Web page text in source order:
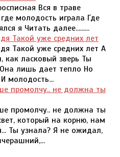
Вся в траве
молодость играла Где
я Читать далее.........
Такой уже средних лет
Такой уже средних лет А
как ласковый зверь Ты
лишь дает тепло Но
молодость...
промолчу.. не должна ты
промолчу.. не должна ты
который на корню, нам
Ты узнала? Я не ожидал,